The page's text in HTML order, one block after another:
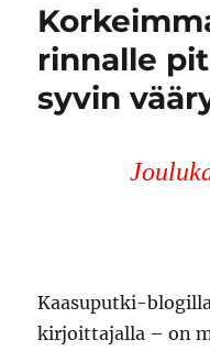
rinnalle
syvin
Kaasuputki-
kirjoittajalla – on